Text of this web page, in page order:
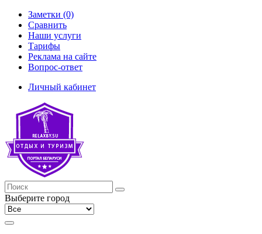
Заметки (0)
Сравнить
Наши услуги
Тарифы
Реклама на сайте
Вопрос-ответ
Личный кабинет
Выберите город